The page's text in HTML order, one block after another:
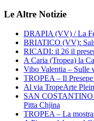
Le Altre Notizie
DRAPIA (VV) / La
BRIATICO (VV):
RICADI: il 26 il
A Caria (Tropea) la
Vibo Valentia – Sulle
TROPEA – Il
Al via TropeArte
SAN
Pitta Chjina
TROPEA – La